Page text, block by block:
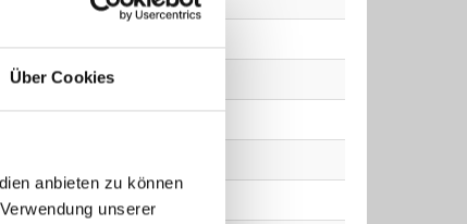
Über Cookies
anbieten zu können
unserer